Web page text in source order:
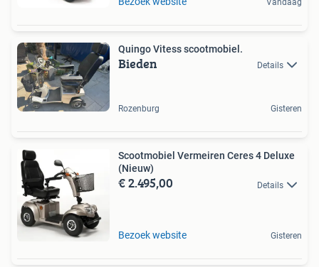
Quingo Vitess scootmobiel.
Bieden Details
Rozenburg Gisteren
Scootmobiel Vermeiren Ceres 4 Deluxe
(Nieuw)
€ 2.495,00 Details
Bezoek website Gisteren